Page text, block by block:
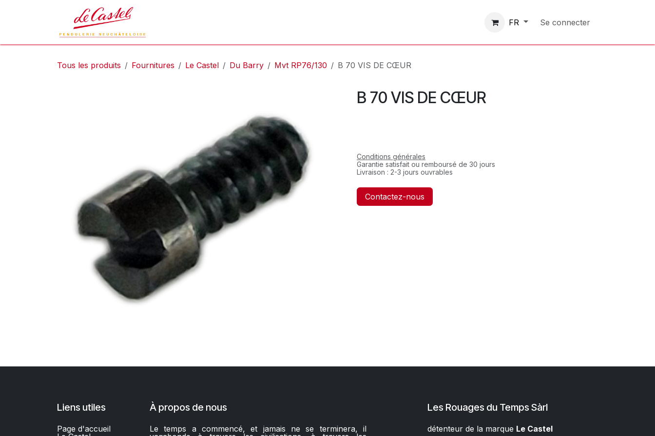
Contactez-nous FR Se connecter
Tous les produits Fournitures Le Castel Du Barry Mvt RP76/130 B 70 VIS DE CŒUR
B 70 VIS DE CŒUR
Conditions générales
Garantie satisfait ou remboursé de 30 jours
Livraison : 2-3 jours ouvrables
Contactez-nous
Liens utiles
Page d'accueil
À propos de nous
Le temps a commencé, et jamais ne se terminera, il
Les Rouages du Temps Sàrl
détenteur de la marque Le Castel​​